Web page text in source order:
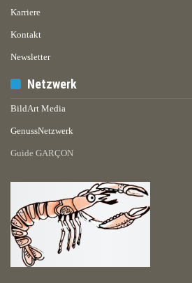
Karriere
Kontakt
Newsletter
Netzwerk
BildArt Media
GenussNetzwerk
Guide GARÇON